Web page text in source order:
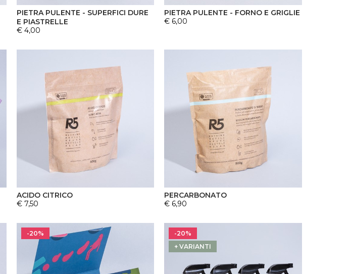
PIETRA PULENTE - SUPERFICI DURE
E PIASTRELLE
€ 4,00
PIETRA PULENTE - FORNO E GRIGLIE
€ 6,00
ACIDO CITRICO
€ 7,50
PERCARBONATO
€ 6,90
-20%
-20%
+ VARIANTI